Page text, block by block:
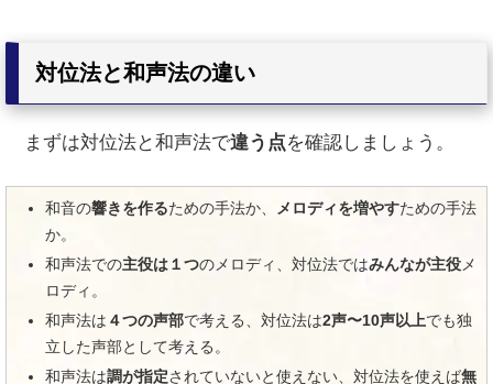
対位法と和声法の違い
まずは対位法と和声法で違う点を確認しましょう。
和音の響きを作るための手法か、 メロディを増やすための手法
か。
和声法での主役は１つのメロディ、対位法ではみんなが主役メ
ロディ。
和声法は ４つの声部で考える、対位法は2声〜10声以上でも独
立した声部として考える。
和声法は調が指定されていないと使えない、対位法を使えば無